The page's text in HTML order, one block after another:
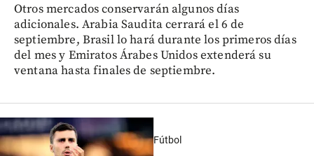
Otros mercados conservarán algunos días
adicionales. Arabia Saudita cerrará el 6 de
septiembre, Brasil lo hará durante los primeros días
del mes y Emiratos Árabes Unidos extenderá su
ventana hasta finales de septiembre.
Fútbol